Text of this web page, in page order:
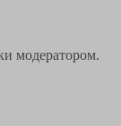
модератором.